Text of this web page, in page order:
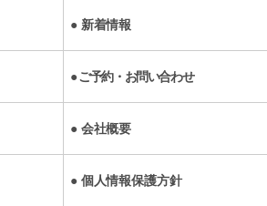
新着情報
ご予約・お問い合わせ
会社概要
個人情報保護方針